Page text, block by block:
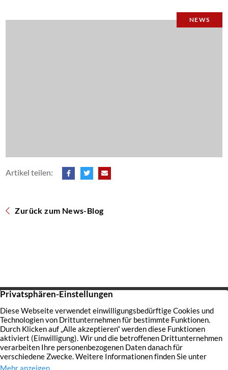
NEWS
Artikel teilen:
Zurück zum News-Blog
Startseite Über uns Immobilien Service Aktuelles
Impressum Datenschutz Kontakt Jobs